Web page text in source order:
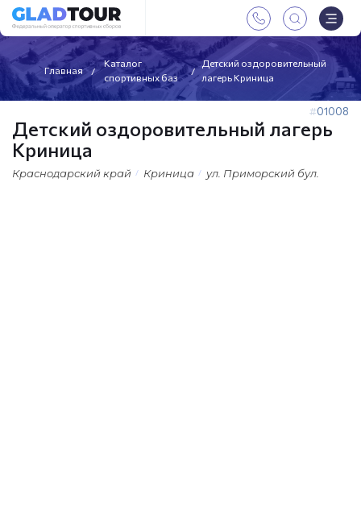
Главная
Каталог
спортивных баз
Детский оздоровительный
лагерь Криница
01008
Детский оздоровительный лагерь
Криница
Краснодарский край Криница ул. Приморский бул.